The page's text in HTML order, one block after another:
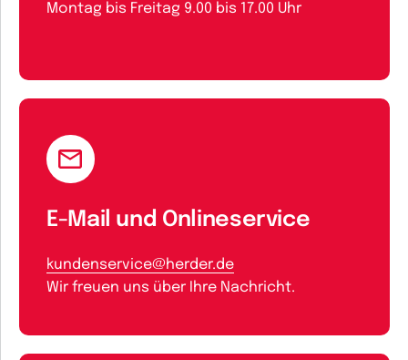
Montag bis Freitag 9.00 bis 17.00 Uhr
E-Mail und Onlineservice
kundenservice@herder.de
Wir freuen uns über Ihre Nachricht.